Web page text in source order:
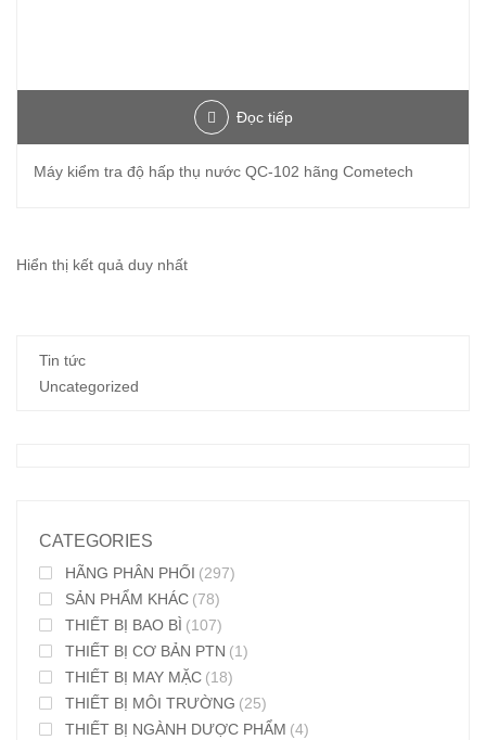
Đọc tiếp
Máy kiểm tra độ hấp thụ nước QC-102 hãng Cometech
Hiển thị kết quả duy nhất
Tin tức
Uncategorized
CATEGORIES
HÃNG PHÂN PHỐI (297)
SẢN PHẨM KHÁC (78)
THIẾT BỊ BAO BÌ (107)
THIẾT BỊ CƠ BẢN PTN (1)
THIẾT BỊ MAY MẶC (18)
THIẾT BỊ MÔI TRƯỜNG (25)
THIẾT BỊ NGÀNH DƯỢC PHẨM (4)